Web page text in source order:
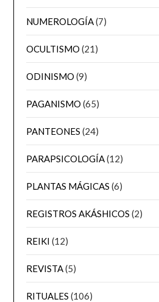
NUMEROLOGÍA(7)
OCULTISMO (21)
ODINISMO (9)
PAGANISMO (65)
PANTEONES (24)
PARAPSICOLOGÍA(12)
PLANTAS MÁGICAS (6)
REGISTROS AKÁSHICOS (2)
REIKI (12)
REVISTA(5)
RITUALES (106)